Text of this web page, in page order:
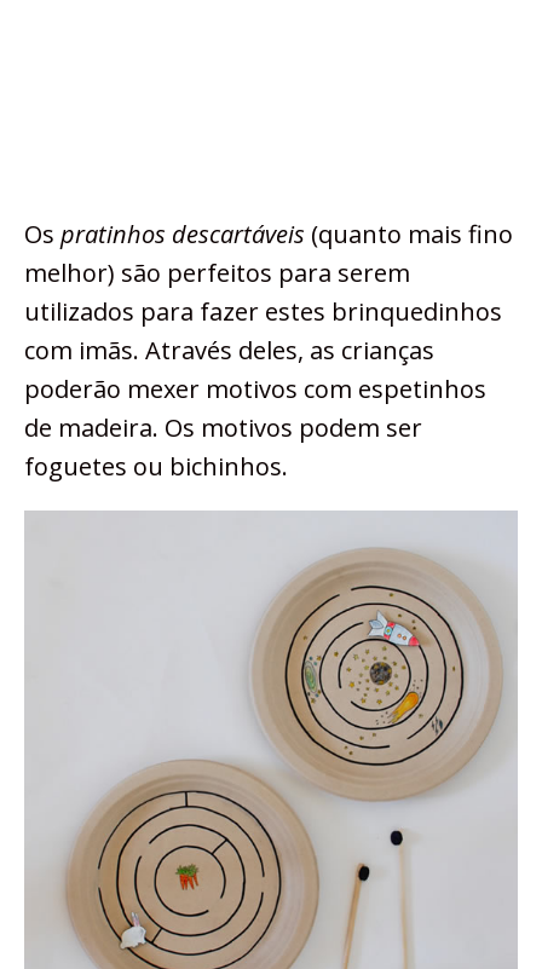
Os pratinhos descartáveis (quanto mais fino
melhor) são perfeitos para serem
utilizados para fazer estes brinquedinhos
com imãs. Através deles, as crianças
poderão mexer motivos com espetinhos
de madeira. Os motivos podem ser
foguetes ou bichinhos.